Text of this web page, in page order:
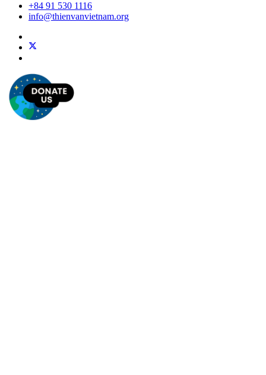
+84 91 530 1116
info@thienvanvietnam.org